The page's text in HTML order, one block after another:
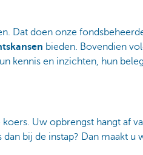
Dat doen onze
bieden. Bovendien
kennis en inzichten, hun
Uw opbrengst hangt af
bij de instap? Dan maakt u